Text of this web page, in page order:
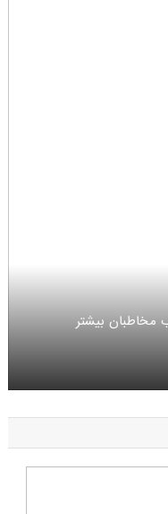
راهی برای جذب مخاطبان